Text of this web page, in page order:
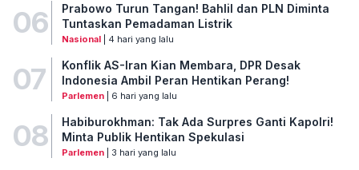
06
Prabowo Turun Tangan! Bahlil dan PLN Diminta
Tuntaskan Pemadaman Listrik
Nasional| 4 hari yang lalu
07
Konflik AS-Iran Kian Membara, DPR Desak
Indonesia Ambil Peran Hentikan Perang!
Parlemen| 6 hari yang lalu
08
Habiburokhman: Tak Ada Surpres Ganti Kapolri!
Minta Publik Hentikan Spekulasi
Parlemen| 3 hari yang lalu